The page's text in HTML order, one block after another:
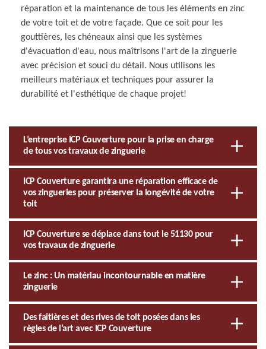
réparation et la maintenance de tous les éléments en zinc
de votre toit et de votre façade. Que ce soit pour les
gouttières, les chéneaux ainsi que les systèmes
d'évacuation d'eau, nous maîtrisons l'art de la zinguerie
avec précision et souci du détail. Nous utilisons les
meilleurs matériaux et techniques pour assurer la
durabilité et l'esthétique de chaque projet!
L’entreprise ICP Couverture pour la prise en charge
de tous vos travaux de zinguerie
ICP Couverture garantira une réparation efficace de
vos zingueries pour préserver la longévité de votre
toit
ICP Couverture se déplace dans tout le 51130 pour
vos travaux de zinguerie
Le zinc : Un matériau incontournable en matière
zinguerie
Des faîtières et des rives de toit posées dans les
règles de l’art avec ICP Couverture